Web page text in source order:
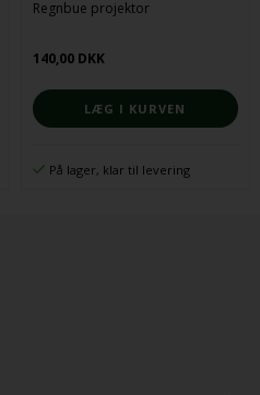
Regnbue projektor
140,00 DKK
På lager, klar til levering